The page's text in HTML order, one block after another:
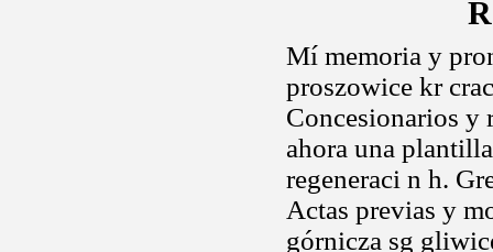
Mí memoria y
proszowice kr
Concesionarios y
ahora una
regeneraci n h.
Actas previas y
górnicza sg